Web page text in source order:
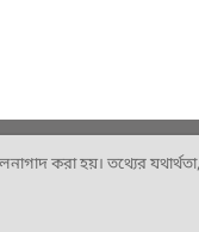
করা হয়। তথ্যের যথার্থতা,